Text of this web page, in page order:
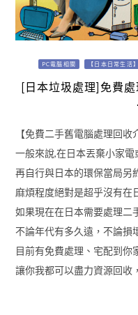
PC電腦相關 【日本日常生活】
[日本垃圾處理]免費
【免費二手舊電腦處理回收
一般來說,在日本丟棄小家
再自行與日本的環保當局另
麻煩程度絕對是超乎沒有在
如果現在在日本需要處理二
不論年代有多久遠，不論損
目前有免費處理、宅配到你
讓你我都可以盡力資源回收